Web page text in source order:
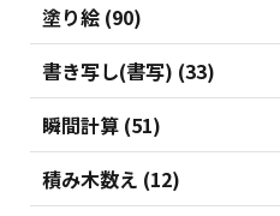
塗り絵 (90)
書き写し(書写) (33)
瞬間計算 (51)
積み木数え (12)